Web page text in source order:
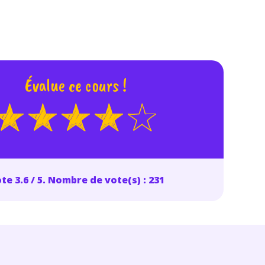
Évalue ce cours !
3.6 / 5. Nombre de vote(s) : 231
code d'accès sera envoyé à cette adresse e-mail. En renseignant votre e-mail,
à ce que vos données à caractère personnel soient traitées par SEJER, sous la